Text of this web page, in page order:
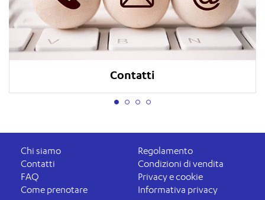
Contatti
Chi siamo
Contatti
FAQ
Come prenotare
Regolamento
Condizioni di vendita
Privacy e cookie
Informativa privacy